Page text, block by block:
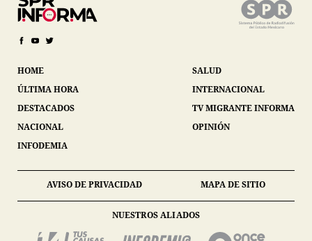
HOME
ÚLTIMA HORA
DESTACADOS
NACIONAL
INFODEMIA
SALUD
INTERNACIONAL
TV MIGRANTE INFORMA
OPINIÓN
AVISO DE PRIVACIDAD MAPA DE SITIO
NUESTROS ALIADOS